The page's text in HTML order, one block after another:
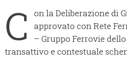
C
on la Deliberazione di
approvato con Rete
– Gruppo Ferrovie
transattivo e contestuale